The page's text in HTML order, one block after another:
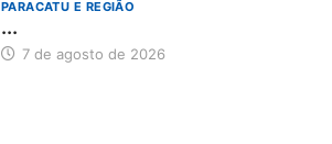
PARACATU E REGIÃO
...
7 de agosto de 2026